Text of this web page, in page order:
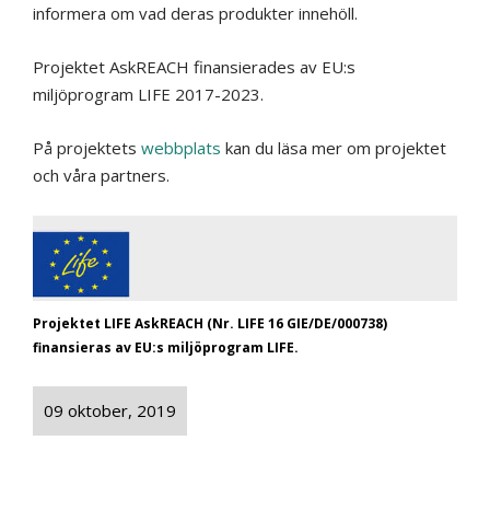
informera om vad deras produkter innehöll.
Projektet AskREACH finansierades av EU:s
miljöprogram LIFE 2017-2023.
På projektets webbplats kan du läsa mer om projektet
och våra partners.
Projektet LIFE AskREACH (Nr. LIFE 16 GIE/DE/000738)
finansieras av EU:s miljöprogram LIFE.
09 oktober, 2019